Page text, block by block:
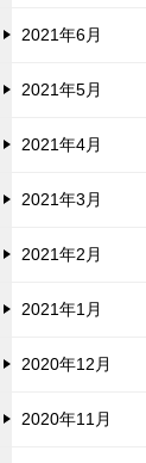
2021年6月
2021年5月
2021年4月
2021年3月
2021年2月
2021年1月
2020年12月
2020年11月